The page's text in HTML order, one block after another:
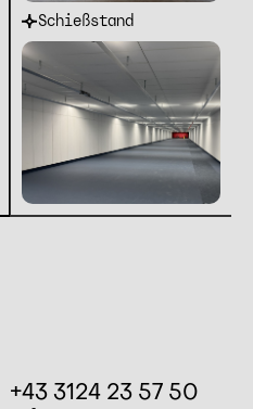
Schießstand
+43 3124 23 57 50